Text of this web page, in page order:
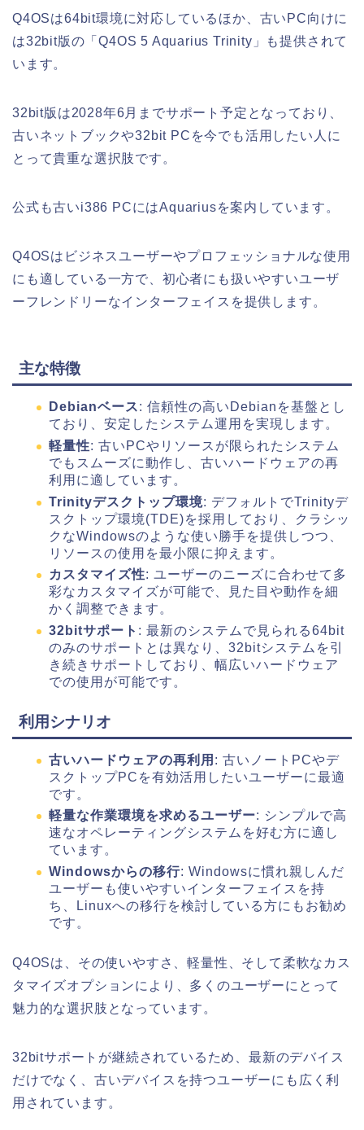
Q4OSは64bit環境に対応しているほか、古いPC向けに
は32bit版の「Q4OS 5 Aquarius Trinity」も提供されて
います。
32bit版は2028年6月までサポート予定となっており、
古いネットブックや32bit PCを今でも活用したい人に
とって貴重な選択肢です。
公式も古いi386 PCにはAquariusを案内しています。
Q4OSはビジネスユーザーやプロフェッショナルな使用
にも適している一方で、初心者にも扱いやすいユーザ
ーフレンドリーなインターフェイスを提供します。
主な特徴
Debianベース: 信頼性の高いDebianを基盤とし
ており、安定したシステム運用を実現します。
軽量性: 古いPCやリソースが限られたシステム
でもスムーズに動作し、古いハードウェアの再
利用に適しています。
Trinityデスクトップ環境: デフォルトでTrinityデ
スクトップ環境(TDE)を採用しており、クラシッ
クなWindowsのような使い勝手を提供しつつ、
リソースの使用を最小限に抑えます。
カスタマイズ性: ユーザーのニーズに合わせて多
彩なカスタマイズが可能で、見た目や動作を細
かく調整できます。
32bitサポート : 最新のシステムで見られる64bit
のみのサポートとは異なり、32bitシステムを引
き続きサポートしており、幅広いハードウェア
での使用が可能です。
利用シナリオ
古いハードウェアの再利用 : 古いノートPCやデ
スクトップPCを有効活用したいユーザーに最適
です。
軽量な作業環境を求めるユーザー: シンプルで高
速なオペレーティングシステムを好む方に適し
ています。
Windowsからの移行: Windowsに慣れ親しんだ
ユーザーも使いやすいインターフェイスを持
ち、Linuxへの移行を検討している方にもお勧め
です。
Q4OSは、その使いやすさ、軽量性、そして柔軟なカス
タマイズオプションにより、多くのユーザーにとって
魅力的な選択肢となっています。
32bitサポートが継続されているため、最新のデバイス
だけでなく、古いデバイスを持つユーザーにも広く利
用されています。